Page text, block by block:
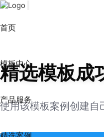
首页
模板中心
产品服务
精选模板成
使用该模板案例创建自